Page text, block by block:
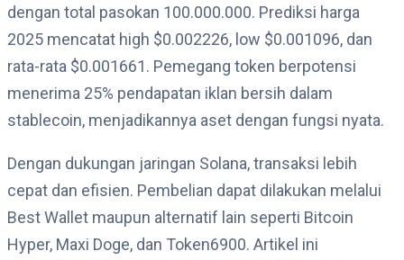
dengan total pasokan 100.000.000. Prediksi harga
2025 mencatat high $0.002226, low $0.001096, dan
rata-rata $0.001661. Pemegang token berpotensi
menerima 25% pendapatan iklan bersih dalam
stablecoin, menjadikannya aset dengan fungsi nyata.
Dengan dukungan jaringan Solana, transaksi lebih
cepat dan efisien. Pembelian dapat dilakukan melalui
Best Wallet maupun alternatif lain seperti Bitcoin
Hyper, Maxi Doge, dan Token6900. Artikel ini